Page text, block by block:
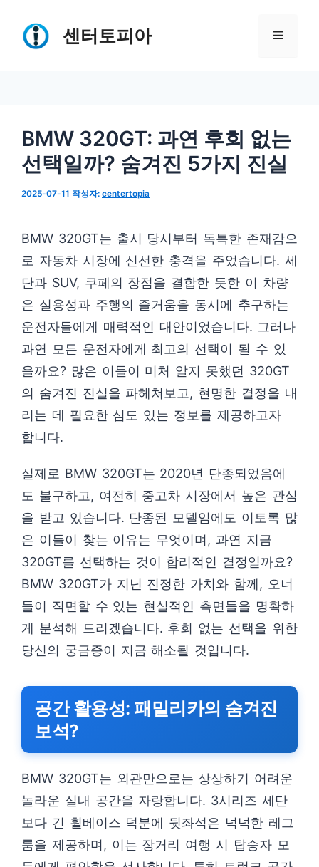
센터토피아 메
BMW 320GT: 과연 후회 없는
선택일까? 숨겨진 5가지 진실
2025-07-11 작성자: centertopia
BMW 320GT는 출시 당시부터 독특한 존재감으
로 자동차 시장에 신선한 충격을 주었습니다. 세
단과 SUV, 쿠페의 장점을 결합한 듯한 이 차량
은 실용성과 주행의 즐거움을 동시에 추구하는
운전자들에게 매력적인 대안이었습니다. 그러나
과연 모든 운전자에게 최고의 선택이 될 수 있
을까요? 많은 이들이 미처 알지 못했던 320GT
의 숨겨진 진실을 파헤쳐보고, 현명한 결정을 내
리는 데 필요한 심도 있는 정보를 제공하고자
합니다.
실제로 BMW 320GT는 2020년 단종되었음에
도 불구하고, 여전히 중고차 시장에서 높은 관심
을 받고 있습니다. 단종된 모델임에도 이토록 많
은 이들이 찾는 이유는 무엇이며, 과연 지금
320GT를 선택하는 것이 합리적인 결정일까요?
BMW 320GT가 지닌 진정한 가치와 함께, 오너
들이 직면할 수 있는 현실적인 측면들을 명확하
게 분석해 드리겠습니다. 후회 없는 선택을 위한
당신의 궁금증이 지금 해소될 것입니다.
공간 활용성: 패밀리카의 숨겨진
보석?
BMW 320GT는 외관만으로는 상상하기 어려운
놀라운 실내 공간을 자랑합니다. 3시리즈 세단
보다 긴 휠베이스 덕분에 뒷좌석은 넉넉한 레그
룸을 제공하며, 이는 장거리 여행 시 탑승자 모